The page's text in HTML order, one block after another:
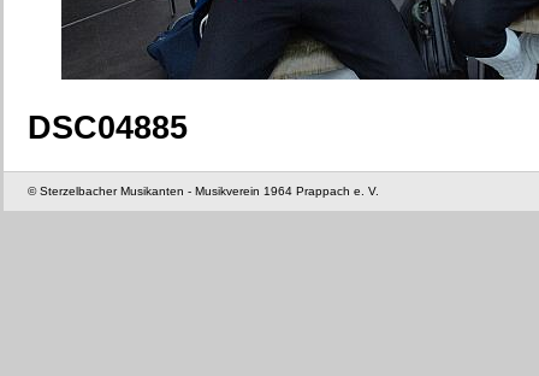
DSC04885
© Sterzelbacher Musikanten - Musikverein 1964 Prappach e. V.